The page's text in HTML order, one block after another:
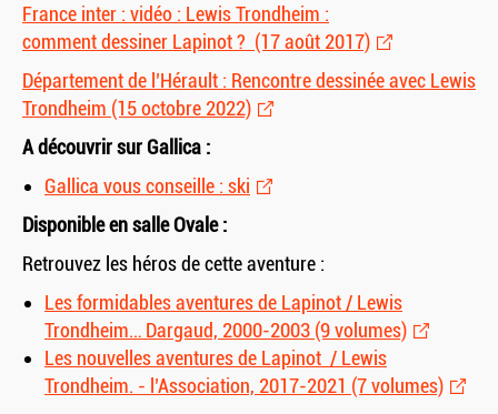
France inter : vidéo : Lewis Trondheim :
comment dessiner Lapinot ? (17 août 2017)
Département de l’Hérault : Rencontre dessinée avec Lewis
Trondheim (15 octobre 2022)
A découvrir sur Gallica :
Gallica vous conseille : ski
Disponible en salle Ovale :
Retrouvez les héros de cette aventure :
Les formidables aventures de Lapinot / Lewis
Trondheim… Dargaud, 2000-2003 (9 volumes)
Les nouvelles aventures de Lapinot / Lewis
Trondheim. - l’Association, 2017-2021 (7 volumes)